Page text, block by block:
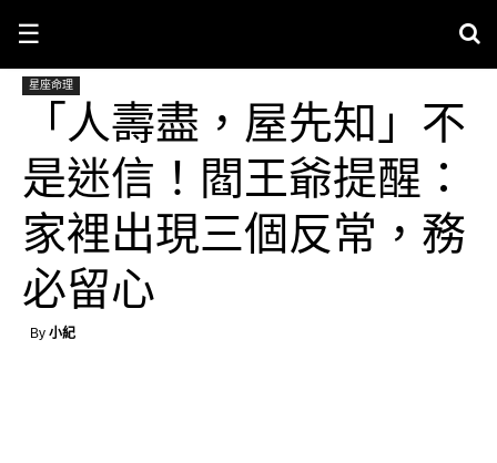
☰
星座命理
「人壽盡，屋先知」不
是迷信！閻王爺提醒：
家裡出現三個反常，務
必留心
By 小紀